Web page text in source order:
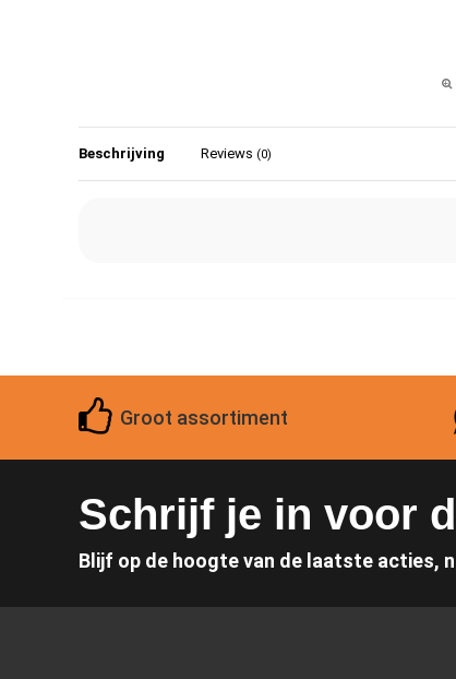
Beschrijving Reviews (0)
Groot assortiment
Schrijf je in voor
Blijf op de hoogte van de laatste acties,